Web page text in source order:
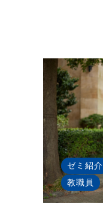
ゼミ紹介
教職員